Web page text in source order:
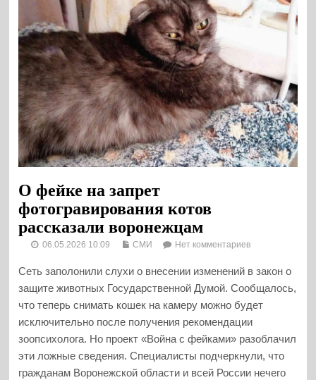
О фейке на запрет
фотогравирования котов
рассказали воронежцам
06.05.2026 10:09 СМИ Нет комментариев
Сеть заполонили слухи о внесении изменений в закон о
защите животных Государственной Думой. Сообщалось,
что теперь снимать кошек на камеру можно будет
исключительно после получения рекомендации
зоопсихолога. Но проект «Война с фейками» разоблачил
эти ложные сведения. Специалисты подчеркнули, что
гражданам Воронежской области и всей России нечего